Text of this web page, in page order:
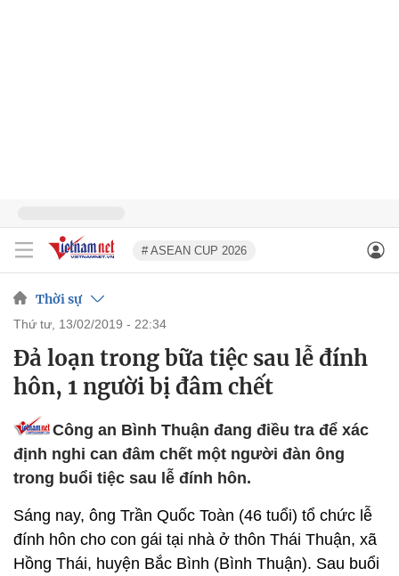
# ASEAN CUP 2026
Thời sự
thứ tư, 13/02/2019 - 22:34
Đả loạn trong bữa tiệc sau lễ đính
hôn, 1 người bị đâm chết
Công an Bình Thuận đang điều tra để xác
định nghi can đâm chết một người đàn ông
trong buổi tiệc sau lễ đính hôn.
Sáng nay, ông Trần Quốc Toàn (46 tuổi) tổ chức lễ
đính hôn cho con gái tại nhà ở thôn Thái Thuận, xã
Hồng Thái, huyện Bắc Bình (Bình Thuận). Sau buổi